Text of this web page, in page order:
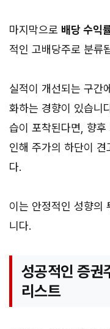
마지막으로 배당 수익
적인 고배당주로 분류
실적이 개선되는 구간
화하는 경향이 있습니
습이 포착된다면, 향
인해 주가의 하단이 견
다.
이는 안정적인 성향의
니다.
성공적인 증권
리스트